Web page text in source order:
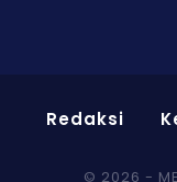
Redaksi
© 2026 -